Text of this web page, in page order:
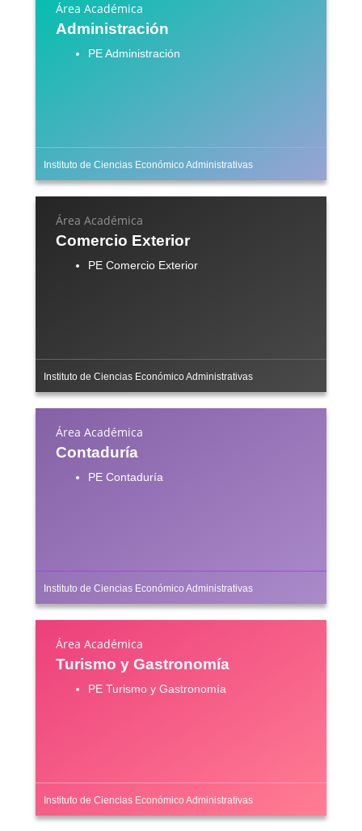
Área Académica
Administración
PE Administración
Instituto de Ciencias Económico Administrativas
Área Académica
Comercio Exterior
PE Comercio Exterior
Instituto de Ciencias Económico Administrativas
Área Académica
Contaduría
PE Contaduría
Instituto de Ciencias Económico Administrativas
Área Académica
Turismo y Gastronomía
PE Turismo y Gastronomía
Instituto de Ciencias Económico Administrativas